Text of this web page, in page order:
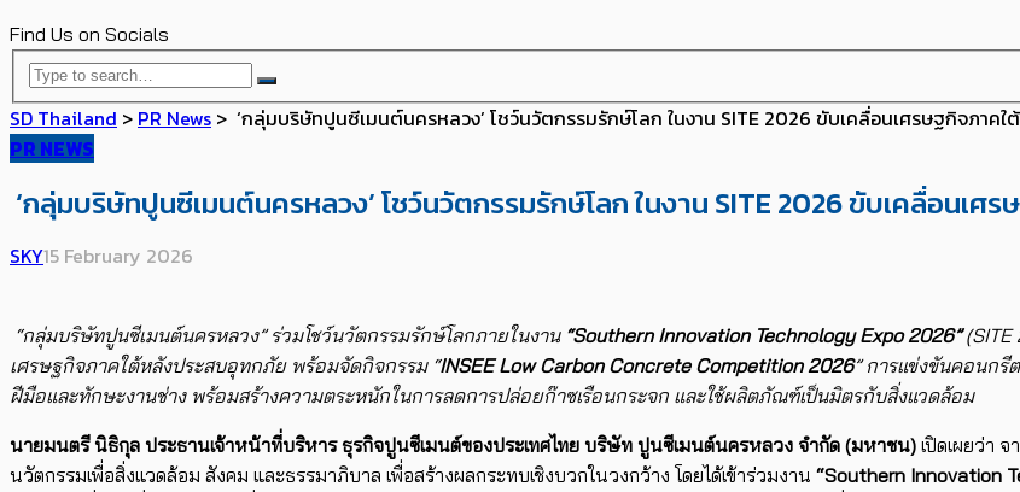
Find Us on Socials
SD Thailand > PR News > ‘กลุ่มบริษัทปูนซีเมนต์นครหลวง’ โชว์นวัตกรรมรักษ์โลก ในงาน SITE 2026 ขับเคลื่อนเศรษฐกิจภาคใ
PR NEWS
‘กลุ่มบริษัทปูนซีเมนต์นครหลวง’ โชว์นวัตกรรมรักษ์โลก ในงาน SITE 2026 ขับเคลื่อนเ
SKY15 February 2026
“กลุ่มบริษัทปูนซีเมนต์นครหลวง”ร่วมโชว์นวัตกรรมรักษ์โลกภายในงาน“Southern Innovation Technology Expo 2026”(SITE
เศรษฐกิจภาคใต้หลังประสบอุทกภัย พร้อมจัดกิจกรรม“INSEE Low Carbon Concrete Competition 2026”การแข่งขันคอนก
ฝีมือและทักษะงานช่าง พร้อมสร้างความตระหนักในการลดการปล่อยก๊าซเรือนกระจก และใช้ผลิตภัณฑ์เป็นมิตรกับสิ่งแวดล้อม
นายมนตรี นิธิกุล ประธานเจ้าหน้าที่บริหาร ธุรกิจปูนซีเมนต์ของประเทศไทย บริษัท ปูนซีเมนต์นครหลวง จำกัด (มหาชน) เปิดเผยว่า
นวัตกรรมเพื่อสิ่งแวดล้อม สังคม และธรรมาภิบาล เพื่อสร้างผลกระทบเชิงบวกในวงกว้าง โดยได้เข้าร่วมงาน “Southern Innovation